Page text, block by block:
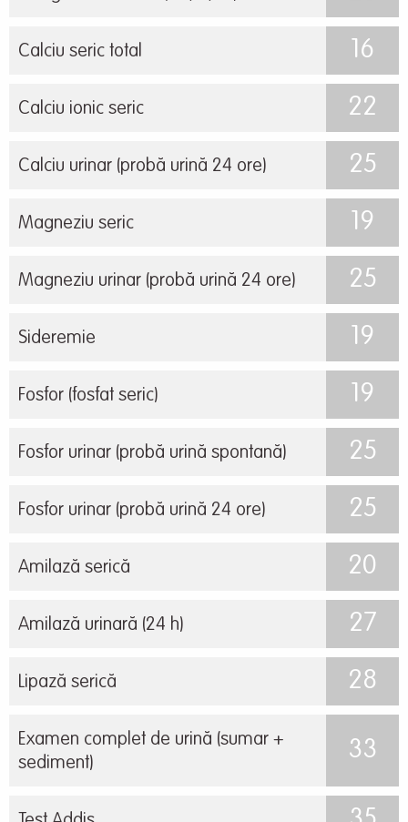
Calciu seric total 16
Calciu ionic seric 22
Calciu urinar (probă urină 24 ore) 25
Magneziu seric 19
Magneziu urinar (probă urină 24 ore) 25
Sideremie 19
Fosfor (fosfat seric) 19
Fosfor urinar (probă urină spontană) 25
Fosfor urinar (probă urină 24 ore) 25
Amilază serică 20
Amilază urinară (24 h) 27
Lipază serică 28
Examen complet de urină (sumar +
sediment)
33